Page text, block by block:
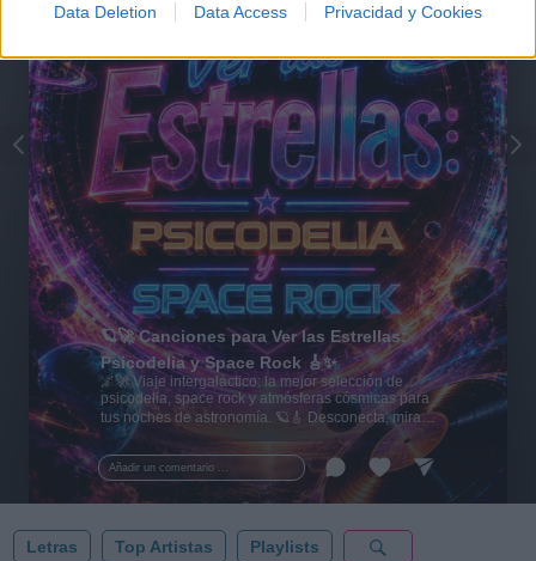
Data Deletion Data Access Privacidad y Cookies
Añadir un comentario ...
🪐🚀 Canciones para Ver las Estrellas:
Psicodelia y Space Rock 🎸✨
🌌🚀 Viaje intergaláctico: la mejor selección de
psicodelia, space rock y atmósferas cósmicas para
tus noches de astronomía. 🪐🎸 Desconecta, mira
al firmamento y siente la gravedad cero. 💾 ¡Guarda
esta colección para tu próxima noche estrellada!
✨⭐
Letras Top Artistas Playlists